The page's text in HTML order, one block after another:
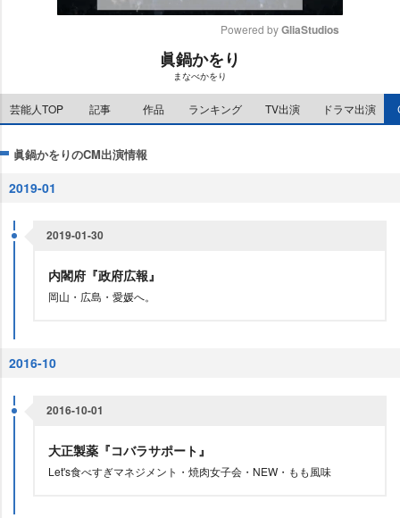
e
Powered by GliaStudios
眞鍋かをり
まなべかをり
芸能人TOP 記事 作品 ランキング TV出演 ドラマ出演
眞鍋かをりのCM出演情報
2019-01
2019-01-30
内閣府『政府広報』
岡山・広島・愛媛へ。
2016-10
2016-10-01
大正製薬『コバラサポート』
Let's食べすぎマネジメント・焼肉女子会・NEW・もも風味